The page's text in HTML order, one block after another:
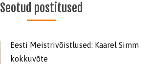
Seotud postitused
Eesti Meistrivõistlused: Kaarel Simm
kokkuvõte